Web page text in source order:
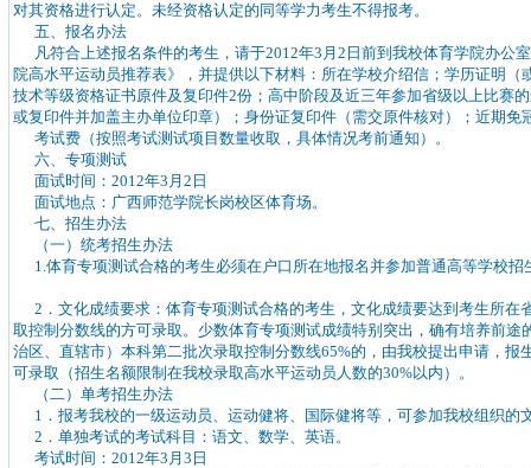
对其资格进行认定。未经资格认定的同等学力考生不得报考。
五、报名办法
凡符合上述报名条件的考生，请于2012年3月2日前到我校体育学院办公
院高水平运动员推荐表》，并提供以下材料：所在学校介绍信；学历证明（
技术等级资格证书原件及复印件2份；高中阶段及近三年参加省级以上比赛
或复印件并加盖主办单位印章）；身份证复印件（需交原件核对）；近期免
考试费（按照考试测试项目数量收取，具体情况考前通知）。
六、专项测试
面试时间：2012年3月2日
面试地点：广西师范学院长岗校区体育场。
七、招生办法
（一）统考招生办法
1.体育专项测试合格的考生必须在户口所在地报名并参加普通高等学校招
2．文化成绩要求：体育专项测试合格的考生，文化成绩要达到考生所在
取控制分数线的方可录取。少数体育专项测试成绩特别突出，确有培养前途
治区、直辖市）本科第二批次录取控制分数线65%的，由我校提出申请，报
可录取（招生名额限制在我校录取高水平运动员人数的30%以内）。
（二）单考招生办法
1．报考我校的一级运动员、运动健将、国际健将等，可参加我校组织的
2．单独考试的考试科目：语文、数学、英语。
考试时间：2012年3月3日